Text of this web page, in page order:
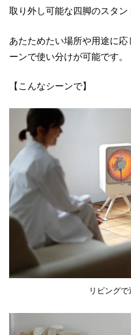
取り外し可能な四脚のスタン
あたためたい場所や用途に
ーンで使い分けが可能です。
【こんなシーンで】
リビング